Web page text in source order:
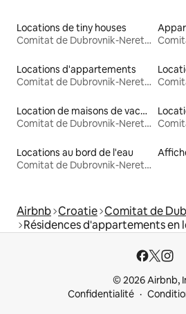
Locations de tiny houses
Comitat de Dubrovnik-Neretva
Locations d'appartements
Comitat de Dubrovnik-Neretva
Location de maisons de vacances
Comitat de Dubrovnik-Neretva
Locations au bord de l'eau
Comitat de Dubrovnik-Neretva
Airbnb Croatie Comitat de
Résidences d'appartements en
© 2026 Airbnb,
Confidentialité